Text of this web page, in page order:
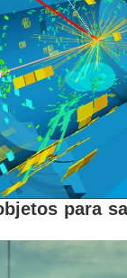
para